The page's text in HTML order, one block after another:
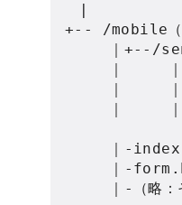
+-- /mobile（モ
｜+--/
｜　　　｜-
｜　　　｜-
｜　　　｜-（
｜-
｜-